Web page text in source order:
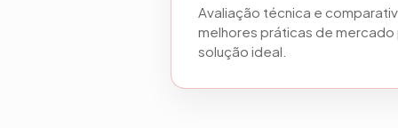
Avaliação técnica e
melhores práticas de mercado
solução ideal.